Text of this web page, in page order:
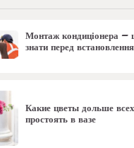
Монтаж кондиціонера –
знати перед
Какие цветы дольше
простоять в вазе